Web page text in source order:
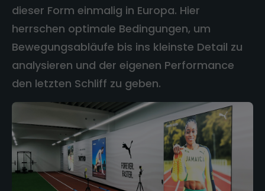
dieser Form einmalig in Europa. Hier
herrschen optimale Bedingungen, um
Bewegungsabläufe bis ins kleinste Detail zu
analysieren und der eigenen Performance
den letzten Schliff zu geben.